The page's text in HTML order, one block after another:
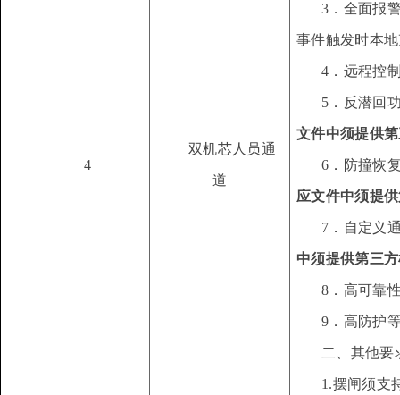
4
双机芯人员通
道
3．全面报
事件触发时本
4．远程控
5．反潜回
文件中须提供
6．防撞恢
应文件中须提
7．自定义
中须提供第三
8．高可靠
9．高防护
二、其他要
1.摆闸须支